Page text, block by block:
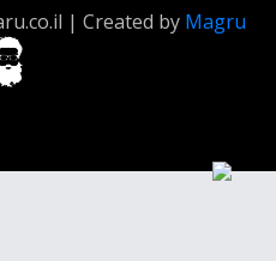
| Created by Magru